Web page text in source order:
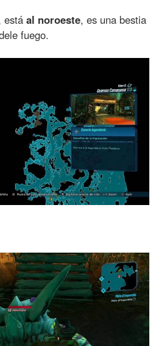
estáal noroeste, es una bestia
fuego.